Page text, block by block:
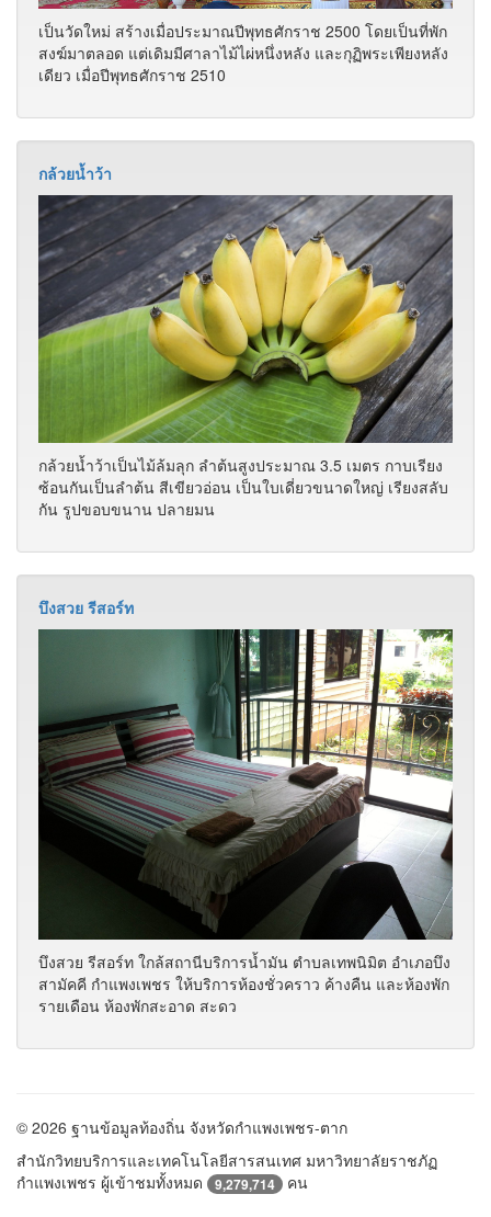
เป็นวัดใหม่ สร้างเมื่อประมาณปีพุทธศักราช 2500 โดยเป็นที่พัก
สงฆ์มาตลอด แต่เดิมมีศาลาไม้ไผ่หนึ่งหลัง และกุฏิพระเพียงหลัง
เดียว เมื่อปีพุทธศักราช 2510
กล้วยน้ำว้า
กล้วยน้ำว้าเป็นไม้ล้มลุก ลำต้นสูงประมาณ 3.5 เมตร กาบเรียง
ซ้อนกันเป็นลำต้น สีเขียวอ่อน เป็นใบเดี่ยวขนาดใหญ่ เรียงสลับ
กัน รูปขอบขนาน ปลายมน
บึงสวย รีสอร์ท
บึงสวย รีสอร์ท ใกล้สถานีบริการน้ำมัน ตำบลเทพนิมิต อำเภอบึง
สามัคคี กำแพงเพชร ให้บริการห้องชั่วคราว ค้างคืน และห้องพัก
รายเดือน ห้องพักสะอาด สะดว
© 2026 ฐานข้อมูลท้องถิ่น จังหวัดกำแพงเพชร-ตาก
สำนักวิทยบริการและเทคโนโลยีสารสนเทศ มหาวิทยาลัยราชภัฏ
กำแพงเพชร ผู้เข้าชมทั้งหมด
9,279,714 คน